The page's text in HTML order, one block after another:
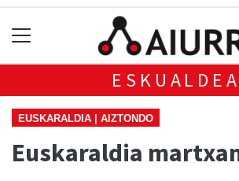
ESKUALDEA
EUSKARALDIA | AIZTONDO
Euskaraldia